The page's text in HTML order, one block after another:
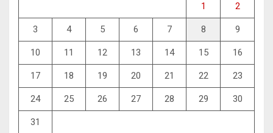
1 2
3 4 5 6 7 8 9
10 11 12 13 14 15 16
17 18 19 20 21 22 23
24 25 26 27 28 29 30
31